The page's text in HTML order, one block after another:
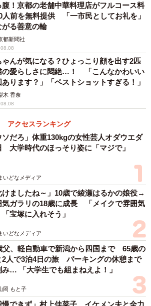
食べる飼い主さんをじ―っと見つめるエマちゃ
さん）
腹！京都の老舗中華料理店がフルコース料
人前を無料提供 「一市民としてお礼を」
がる善意の輪
都新聞社
ゃんが気になる？ひょっこり顔を出す2匹
の愛らしさに悶絶…！ 「こんなかわいい
あります？」「ベストショットすぎる！」
木 香奈
アクセスランキング
ソだろ」体重130kgの女性芸人オダウエダ
大学時代のほっそり姿に「マジで」
いどなメディア
けましたね～」10歳で綾瀬はるかの娘役→
気ガラリの18歳に成長 「メイクで雰囲気
宝塚に入れそう」
いどなメディア
父、軽自動車で新潟から四国まで 65歳の
2人で3泊4日の旅 パーキングの休憩まで
み… 「大学生でも組まねえよ！」
岡 もと子
慢できず」村上佳菜子、イケメン夫と全力